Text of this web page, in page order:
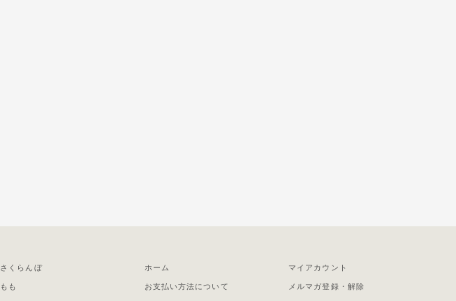
さくらんぼ
もも
ホーム
お支払い方法について
マイアカウント
メルマガ登録・解除